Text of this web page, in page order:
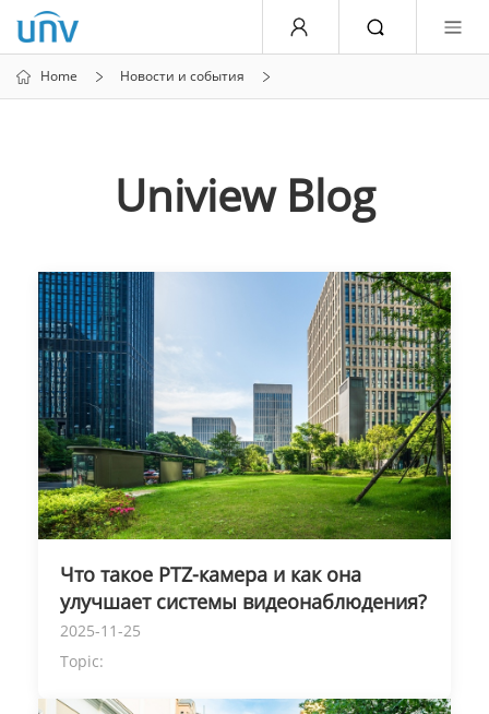
Home Новости и события
Uniview Blog
Что такое PTZ-камера и как она
улучшает системы видеонаблюдения?
2025-11-25
Topic: